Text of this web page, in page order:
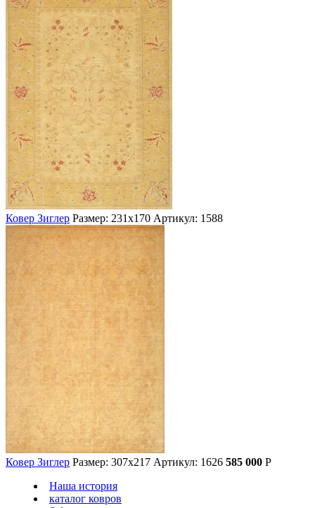
Ковер Зиглер Размер: 231х170 Артикул: 1588
Ковер Зиглер Размер: 307х217 Артикул: 1626 585 000 Р
Наша история
каталог ковров